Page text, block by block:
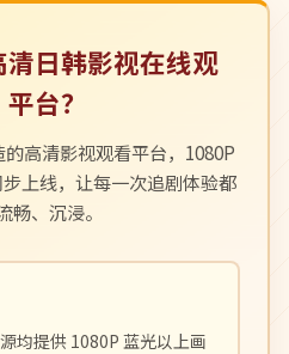
日韩影视在线观
台？
高清影视观看平台，1080P
上线，让每一次追剧体验都
畅、沉浸。
均提供 1080P 蓝光以上画